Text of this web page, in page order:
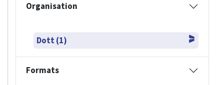
Organisation
Dott (1)
Formats